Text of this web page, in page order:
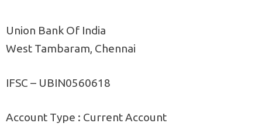
Union Bank Of India
West Tambaram, Chennai
IFSC – UBIN0560618
Account Type : Current Account